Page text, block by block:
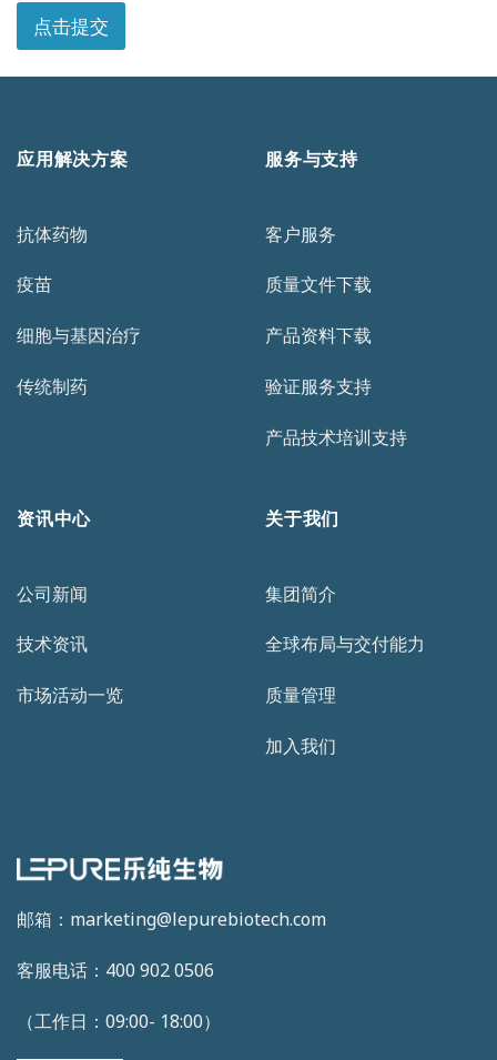
点击提交
邮箱：marketing@lepurebiotech.com
客服电话：400 902 0506
（工作日：09:00- 18:00）
应用解决方案
抗体药物
疫苗
细胞与基因治疗
传统制药
服务与支持
客户服务
质量文件下载
产品资料下载
验证服务支持
产品技术培训支持
资讯中心
公司新闻
技术资讯
市场活动一览
关于我们
集团简介
全球布局与交付能力
质量管理
加入我们